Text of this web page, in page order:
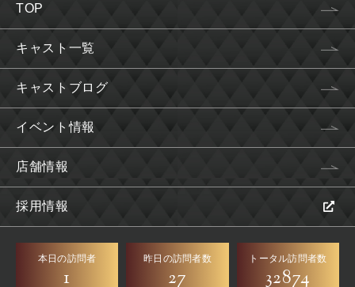
TOP
キャスト一覧
キャストブログ
イベント情報
店舗情報
採用情報
本日の訪問者
1
昨日の訪問者数
27
トータル訪問者数
32874